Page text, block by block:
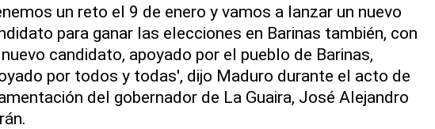
un reto el 9 de enero y vamos a lanzar un nuevo
para ganar las elecciones en Barinas también, con
candidato, apoyado por el pueblo de Barinas,
por todos y todas', dijo Maduro durante el acto de
del gobernador de La Guaira, José Alejandro